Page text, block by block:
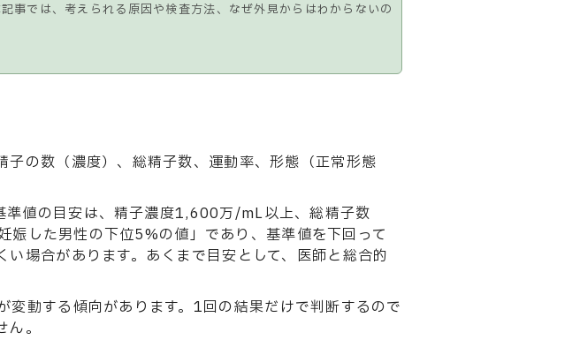
事では、考えられる原因や検査方法、なぜ外見からはわからないの
の数（濃度）、総精子数、運動率、形態（正常形態
値の目安は、精子濃度1,600万/mL以上、総精子数
した男性の下位5%の値」であり、基準値を下回って
場合があります。あくまで目安として、医師と総合的
動する傾向があります。1回の結果だけで判断するので
。